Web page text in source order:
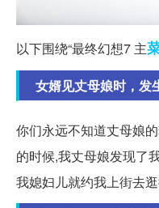
以下围绕“最终幻想7 主
女婿见丈母娘时，发
你们永远不知道丈母娘
的时候,我丈母娘发现了
我媳妇儿就约我上街去